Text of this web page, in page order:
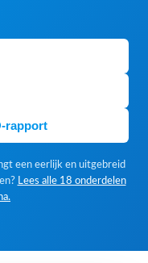
rapport
een eerlijk en uitgebreid
Lees alle 18 onderdelen